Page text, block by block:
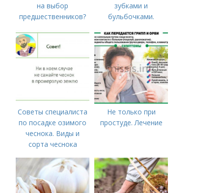
на выбор
предшественников?
зубками и
бульбочками.
посадки озимого
чеснока
Советы специалиста
по посадке озимого
чеснока. Виды и
сорта чеснока
Не только при
простуде. Лечение